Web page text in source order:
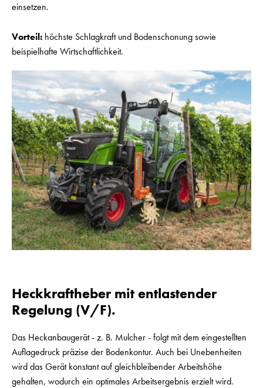
einsetzen.
Vorteil: höchste Schlagkraft und Bodenschonung sowie
beispielhafte Wirtschaftlichkeit.
Heckkraftheber mit entlastender
Regelung (V/F).
Das Heckanbaugerät - z. B. Mulcher - folgt mit dem eingestellten
Auflagedruck präzise der Bodenkontur. Auch bei Unebenheiten
wird das Gerät konstant auf gleichbleibender Arbeitshöhe
gehalten, wodurch ein optimales Arbeitsergebnis erzielt wird.